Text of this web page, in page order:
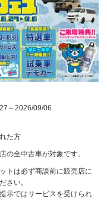
～2026/09/06
た方
の全中古車が対象です。
トは必ず商談前に販売店に
さい。
示ではサービスを受けられ